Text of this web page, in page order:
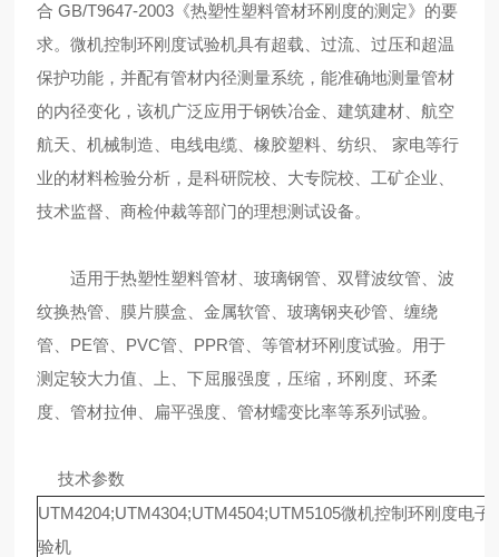
合 GB/T9647-2003《热塑性塑料管材环刚度的测定》的要
求。微机控制环刚度试验机具有超载、过流、过压和超温
保护功能，并配有管材内径测量系统，能准确地测量管材
的内径变化，该机广泛应用于钢铁冶金、建筑建材、航空
航天、机械制造、电线电缆、橡胶塑料、纺织、 家电等行
业的材料检验分析，是科研院校、大专院校、工矿企业、
技术监督、商检仲裁等部门的理想测试设备。
适用于热塑性塑料管材、玻璃钢管、双臂波纹管、波
纹换热管、膜片膜盒、金属软管、玻璃钢夹砂管、缠绕
管、PE管、PVC管、PPR管、等管材环刚度试验。用于
测定较大力值、上、下屈服强度，压缩，环刚度、环柔
度、管材拉伸、扁平强度、管材蠕变比率等系列试验。
技术参数
UTM4204;UTM4304;UTM4504;UTM5105微机控制环刚度电子
验机